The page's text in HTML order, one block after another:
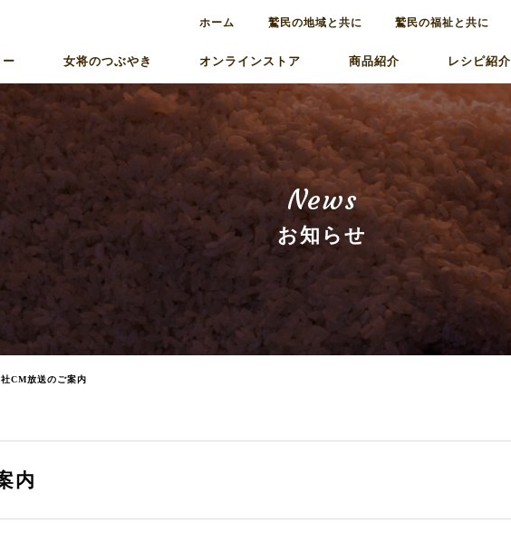
ホーム 鷲民の地域と共に 鷲民の福祉と共に
ー 女将のつぶやき オンラインストア 商品紹介 レシピ紹介
News
お知らせ
CM放送のご案内
内